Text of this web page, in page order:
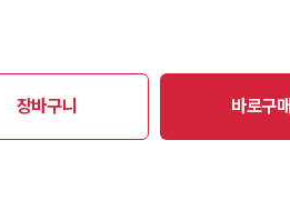
장바구니 바로구